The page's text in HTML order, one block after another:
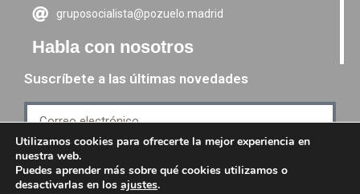
gruposocialista@pozuelo.madrid
Habla con nosotros
Suscríbete a las últimas novedades
Suscríbete
Utilizamos cookies para ofrecerte la mejor experiencia en
nuestra web.
Puedes aprender más sobre qué cookies utilizamos o
desactivarlas en los ajustes.